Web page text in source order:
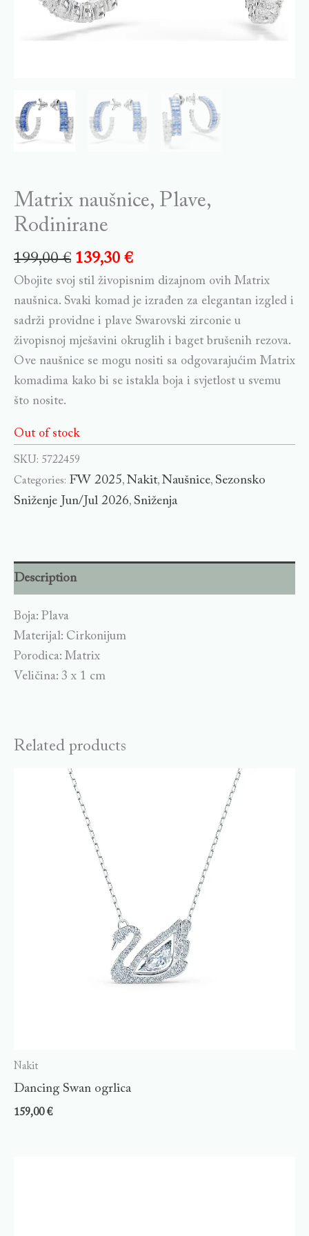
Matrix naušnice, Plave,
Rodinirane
199,00€ 139,30 €
Obojite svoj stil živopisnim dizajnom ovih Matrix
naušnica. Svaki komad je izrađen za elegantan izgled i
sadrži providne i plave Swarovski zirconie u
živopisnoj mješavini okruglih i baget brušenih rezova.
Ove naušnice se mogu nositi sa odgovarajućim Matrix
komadima kako bi se istakla boja i svjetlost u svemu
što nosite.
Out of stock
SKU: 5722459
Categories: FW 2025, Nakit, Naušnice, Sezonsko
Sniženje Jun/Jul 2026, Sniženja
Description
Boja: Plava
Materijal: Cirkonijum
Porodica: Matrix
Veličina: 3 x 1 cm
Related products
Nakit
Dancing Swan ogrlica
159,00€